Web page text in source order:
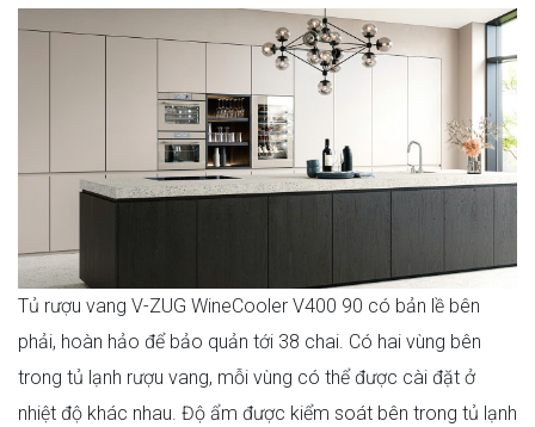
Tủ rượu vang V-ZUG WineCooler V400 90 có bản lề bên
phải, hoàn hảo để bảo quản tới 38 chai. Có hai vùng bên
trong tủ lạnh rượu vang, mỗi vùng có thể được cài đặt ở
nhiệt độ khác nhau. Độ ẩm được kiểm soát bên trong tủ lạnh